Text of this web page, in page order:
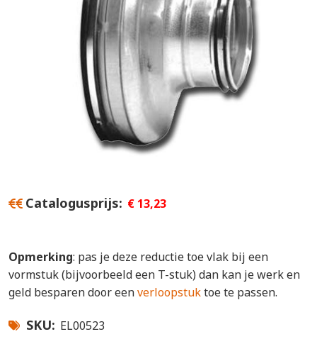
Catalogusprijs € 13,23
Opmerking: pas je deze reductie toe vlak bij een
vormstuk (bijvoorbeeld een T-stuk) dan kan je werk en
geld besparen door eenverloopstuktoe te passen.
SKU EL00523